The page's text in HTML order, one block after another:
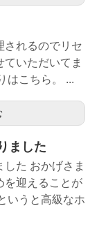
されるのでリセ
ていただいてま
はこちら。 ...
ました
た おかげさま
を迎えることが
いうと高級なホ